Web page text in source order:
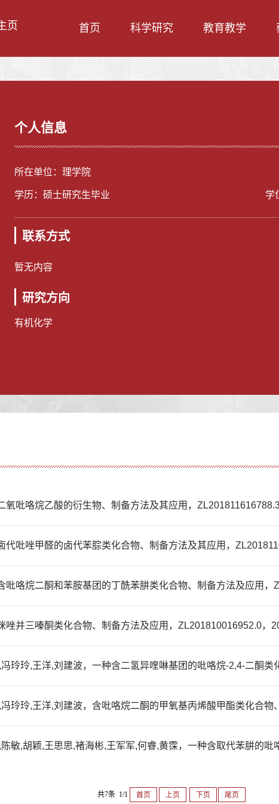
页 首页 科学研究 教育教学
个人信息
所在单位：理学院
学历：硕士研究生毕业 学
联系方式
暂无内容
研究方向
有机化学
氧吡咯烷乙酸的衍生物、制备方法及其应用，
代吡唑甲醛的卤代苯腙类化合物、制备方法及其应用，
吡咯烷二酮和苯胺基团的丁酰苯肼类化合物、制备方法及应用
唑并三嗪酮类化合物、制备方法及应用，ZL201810016952.0，
冯玲玲,王洋,刘建波，一种含二氢异喹啉基团的吡咯烷-2,4-二酮
冯玲玲,王洋,刘建波，含吡咯烷二酮的甲氧基丙烯酸甲酯类化合
敏,胡颖,王思思,褚海彬,王军军,何睿,黄霂，一种含取代苯肼的吡
共7条 1/1 首页 上页 下页 尾页